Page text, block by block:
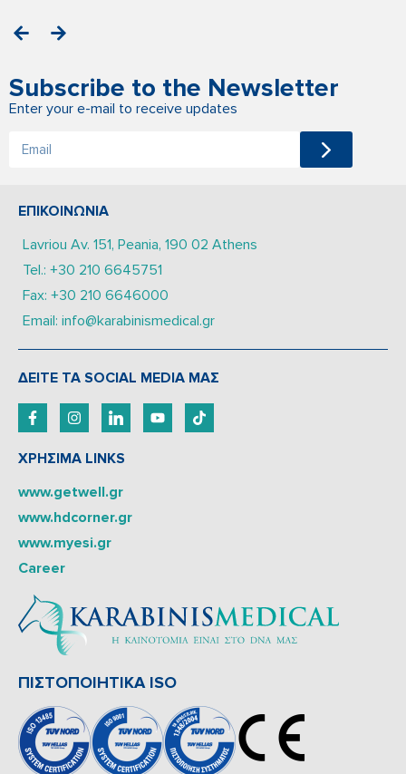
Subscribe to the Newsletter
Enter your e-mail to receive updates
ΕΠΙΚΟΙΝΩΝΙΑ
Lavriou Av. 151, Peania, 190 02 Athens
Tel.: +30 210 6645751
Fax: +30 210 6646000
Email: info@karabinismedical.gr
ΔEITE TA SOCIAL MEDIA ΜΑΣ
ΧΡΗΣΙΜΑ LINKS
www.getwell.gr
www.hdcorner.gr
www.myesi.gr
Career
ΠΙΣΤΟΠΟΙΗΤΙΚΑ ISO